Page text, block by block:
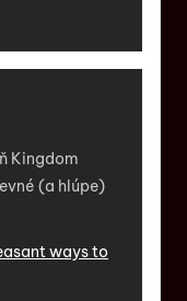
Kingdom
(a hlúpe)
ways to